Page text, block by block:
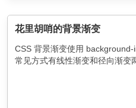
花里胡哨的背景渐变
CSS 背景渐变使用
常见方式有线性渐变和径向渐变